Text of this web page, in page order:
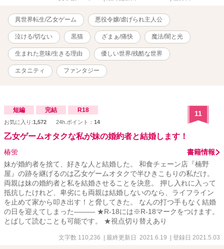
嫌われ者の悪役令嬢、シオン・グレンジャーになっていた。 「え、
待って。ここでも死ぬしかないの……？」 攻略対象者はシオンを嫌
う兄二人と婚約者。 ほぼ無理ゲーなんですけど。 シオンの断罪は一
年後の卒業式。 それまでに生き残る方法を考えなければいけないの
に、よりによって関わりを持ちたくない兄と暮らすなんて最悪！！
前世の記憶もあり兄には不快感しかない。 しかもヒロインが長男で
あるクローラーを攻略したら私は殺される。 次男のラエルなら国外
ん！！ 悪役令嬢に転生した私が目指すのは平凡で静かな人生。
異世界転生/乙女ゲーム 悪役令嬢/虐げられ主人公
泣ける/切ない 黒猫 ざまぁ/痛快 魔法/闇と光
生まれた意味/生きる理由 優しい世界/残酷な世界
エタニティ ファンタジー
短編 完結 R18
お気に入り:1,572 24h.ポイント： 14
11
乙女ゲームオタクな私が妹の婚約者と結婚します！
椿蛍
書籍情報
妹が婚約者を捨て、好きな人と結婚した。 和食チェーン店『楠野
屋』の跡を継げるのは乙女ゲームオタクで半ひきこもりの私だけ。
両親は妹の婚約者と私を結婚させることを決意。 押し入れに入って
抵抗したけれど、卑劣にも両親は結婚しないのなら、ライフライン
を止めて家から叩き出す！と脅してきた。 なんの打つ手もなく結婚
の日を迎えてしまった――― ★R-18には※R-18マークをつけます。
とばして読むことも可能です。 ★視点切り替えあり
文字数 110,236 | 最終更新日 2021.6.19 | 登録日 2021.5.03